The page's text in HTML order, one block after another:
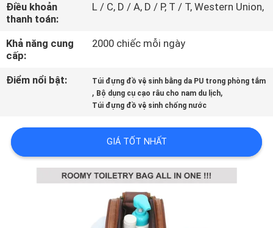
KIỂM
SOÁT
CHẤT
LƯỢNG
ĐỒ
TRANG
Điều khoản
thanh toán:
L / C, D / A, D / P, T / T, Western Union,
Khả năng cung
cấp:
2000 chiếc mỗi ngày
Điểm nổi bật: Túi đựng đồ vệ sinh bằng da PU trong phòng tắm
, Bộ dụng cụ cạo râu cho nam du lịch,
Túi đựng đồ vệ sinh chống nước
GIÁ TỐT NHẤT